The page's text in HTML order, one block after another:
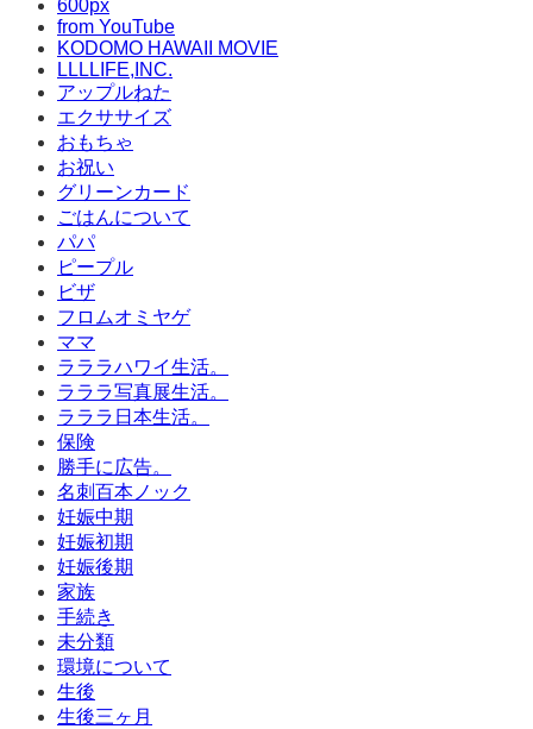
600px
from YouTube
KODOMO HAWAII MOVIE
LLLLIFE,INC.
アップルねた
エクササイズ
おもちゃ
お祝い
グリーンカード
ごはんについて
パパ
ピープル
ビザ
フロムオミヤゲ
ママ
ラララハワイ生活。
ラララ写真展生活。
ラララ日本生活。
保険
勝手に広告。
名刺百本ノック
妊娠中期
妊娠初期
妊娠後期
家族
手続き
未分類
環境について
生後
生後三ヶ月